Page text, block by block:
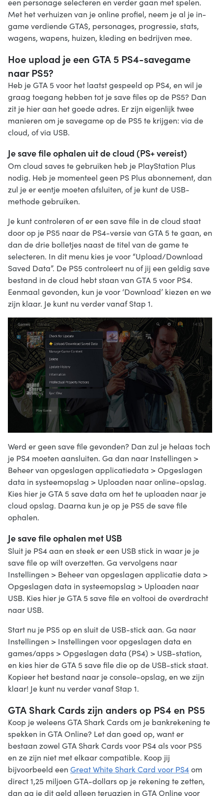
een personage selecteren en verder gaan met spelen.
Met het verhuizen van je online profiel, neem je al je in-
game verdiende GTA$, personages, progressie, stats,
wagens, wapens, huizen, kleding en bedrijven mee.
Hoe upload je een GTA 5 PS4-savegame
naar PS5?
Heb je GTA 5 voor het laatst gespeeld op PS4, en wil je
graag toegang hebben tot je save files op de PS5? Dan
zit je hier aan het goede adres. Er zijn eigenlijk twee
manieren om je savegame op de PS5 te krijgen: via de
cloud, of via USB.
Je save file ophalen uit de cloud (PS+ vereist)
Om cloud saves te gebruiken heb je PlayStation Plus
nodig. Heb je momenteel geen PS Plus abonnement, dan
zul je er eentje moeten afsluiten, of je kunt de USB-
methode gebruiken.
Je kunt controleren of er een save file in de cloud staat
door op je PS5 naar de PS4-versie van GTA 5 te gaan, en
dan de drie bolletjes naast de titel van de game te
selecteren. In dit menu kies je voor “Upload/Download
Saved Data”. De PS5 controleert nu of jij een geldig save
bestand in de cloud hebt staan van GTA 5 voor PS4.
Eenmaal gevonden, kun je voor ‘Download’ kiezen en we
zijn klaar. Je kunt nu verder vanaf Stap 1.
Werd er geen save file gevonden? Dan zul je helaas toch
je PS4 moeten aansluiten. Ga dan naar Instellingen >
Beheer van opgeslagen applicatiedata > Opgeslagen
data in systeemopslag > Uploaden naar online-opslag.
Kies hier je GTA 5 save data om het te uploaden naar je
cloud opslag. Daarna kun je op je PS5 de save file
ophalen.
Je save file ophalen met USB
Sluit je PS4 aan en steek er een USB stick in waar je je
save file op wilt overzetten. Ga vervolgens naar
Instellingen > Beheer van opgeslagen applicatie data >
Opgeslagen data in systeemopslag > Uploaden naar
USB. Kies hier je GTA 5 save file en voltooi de overdracht
naar USB.
Start nu je PS5 op en sluit de USB-stick aan. Ga naar
Instellingen > Instellingen voor opgeslagen data en
games/apps > Opgeslagen data (PS4) > USB-station,
en kies hier de GTA 5 save file die op de USB-stick staat.
Kopieer het bestand naar je console-opslag, en we zijn
klaar! Je kunt nu verder vanaf Stap 1.
GTA Shark Cards zijn anders op PS4 en PS5
Koop je weleens GTA Shark Cards om je bankrekening te
spekken in GTA Online? Let dan goed op, want er
bestaan zowel GTA Shark Cards voor PS4 als voor PS5
en ze zijn niet met elkaar compatible. Koop jij
bijvoorbeeld een Great White Shark Card voor PS4om
direct 1,25 miljoen GTA-dollars op je rekening te zetten,
dan ga je dit geld alleen terugzien in GTA Online voor